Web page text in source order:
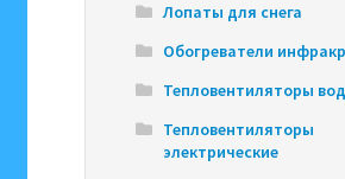
Лопаты для снега
Обогреватели
Тепловентиляторы
Тепловентиляторы
электрические